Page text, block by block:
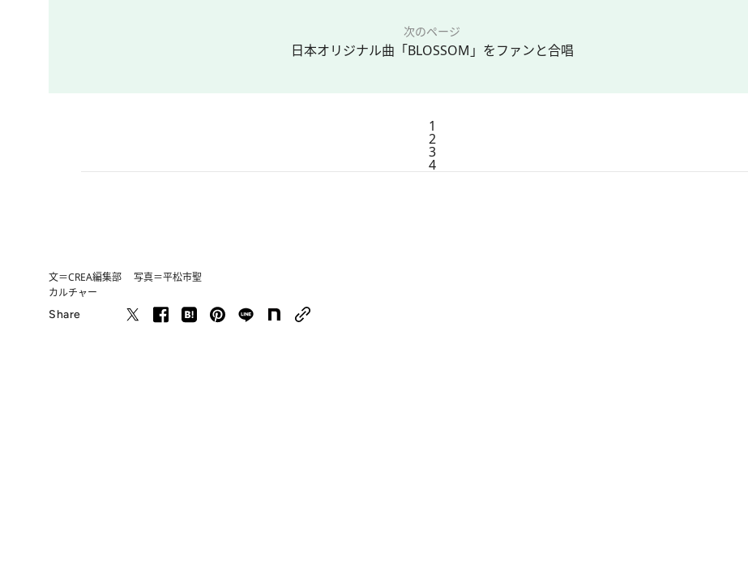
次のページ
日本オリジナル曲「BLOSSOM」をファンと合唱
1
2
3
4
文＝CREA編集部 写真＝平松市聖
カルチャー
Share